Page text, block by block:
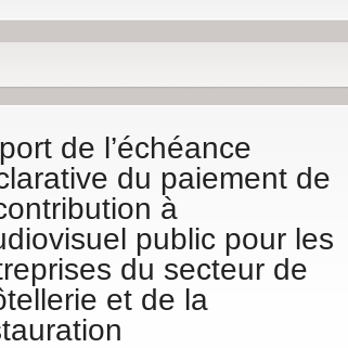
de l’échéance
du paiement de
à
public pour les
du secteur de
et de la